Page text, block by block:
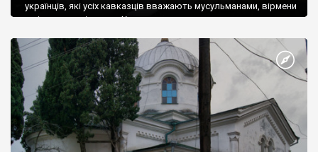
українців, які усіх кавказців вважають мусульманами, вірмени
є відданими вірянами Христа